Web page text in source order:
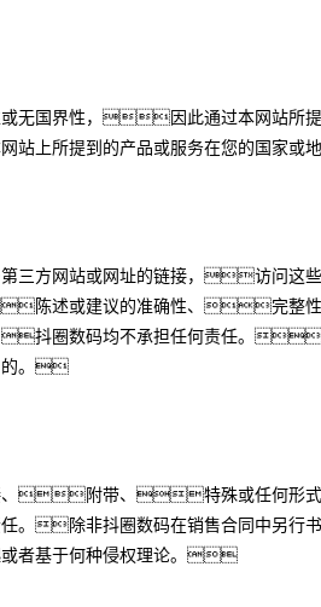
或无国界性，因此通过本网站所
网站上所提到的产品或服务在您的国家
第三方网站或网址的链接，访问
陈述或建议的准确性、完整性
抖圈数码均不承担任何责任。
的。
接、附带、特殊或任何
任。除非抖圈数码在销售合同中另
或者基于何种侵权理论。